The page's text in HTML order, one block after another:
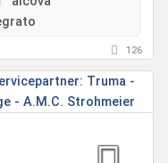
126